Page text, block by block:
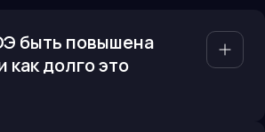
быть повышена
долго это